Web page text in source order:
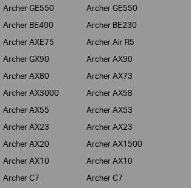
Archer GE550
Archer GE550
Archer BE400
Archer BE230
Archer AXE75
Archer Air R5
Archer GX90
Archer AX90
Archer AX80
Archer AX73
Archer AX3000
Archer AX58
Archer AX55
Archer AX53
Archer AX23
Archer AX23
Archer AX20
Archer AX1500
Archer AX10
Archer AX10
Archer C7
Archer C7